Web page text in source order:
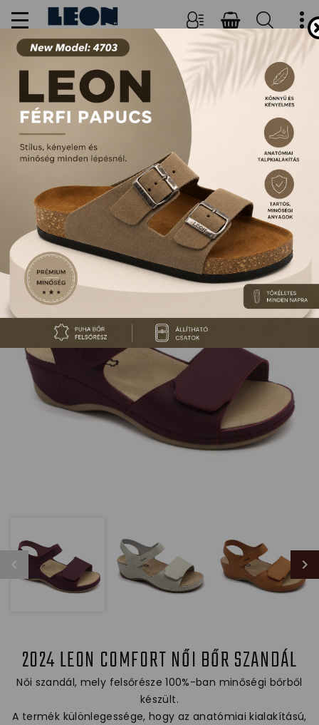
NŐI, FÉRFI PAPUCSOK ÉS
SZANDÁLOK
2024 LEON COMFORT NŐI BŐR SZANDÁL
Női szandál, mely felsőrésze 100%-ban minőségi bőrből
készült.
A termék különlegessége, hogy az anatómiai kialakítású,